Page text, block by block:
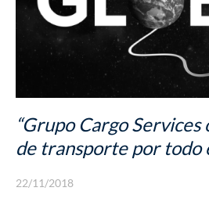
SEGUROS
“Grupo Cargo
de transporte por todo
22/11/2018